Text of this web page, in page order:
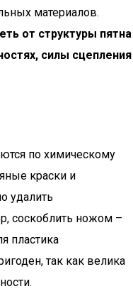
материалов.
от структуры пятна
силы сцепления
по химическому
краски и
удалить
соскоблить ножом –
пластика
так как велика